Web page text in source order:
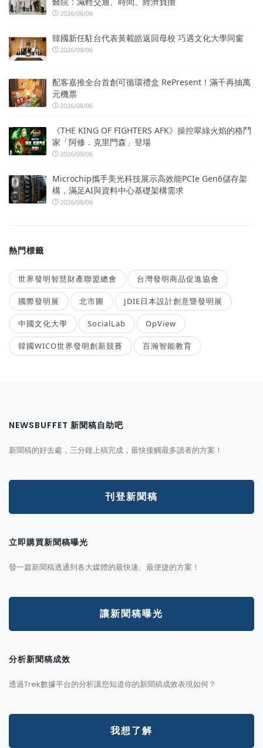
2026/08/06
韓國新任駐台代表黃載皓返回母校 巧遇文化大學同窗
2026/08/06
配客嘉推全台首創可循環禮盒 RePresent！滿千再抽萬
元機票
2026/08/06
《THE KING OF FIGHTERS AFK》操控翠綠火焰的格鬥
家「阿修．克里門森」登場
2026/08/06
Microchip攜手美光科技展示高效能PCIe Gen6儲存架
構，滿足AI與資料中心基礎架構需求
2026/08/06
熱門標籤
世界發明智慧財產聯盟總會 台灣發明商品促進協會
國際發明展 北市圖 JDIE日本設計創意暨發明展
中國文化大學 SocialLab OpView
韓國WICO世界發明創新競賽 百瀚智能教育
NEWSBUFFET 新聞稿自助吧
新聞稿的好去處，三分鐘上稿完成，最快接觸最多讀者的方案！
刊登新聞稿
立即購買新聞稿曝光
發一篇新聞稿透通到各大媒體的最快速、最便捷的方案！
讓新聞稿曝光
分析新聞稿成效
透過Trek數據平台的分析讓您知道你的新聞稿成效表現如何？
我想了解